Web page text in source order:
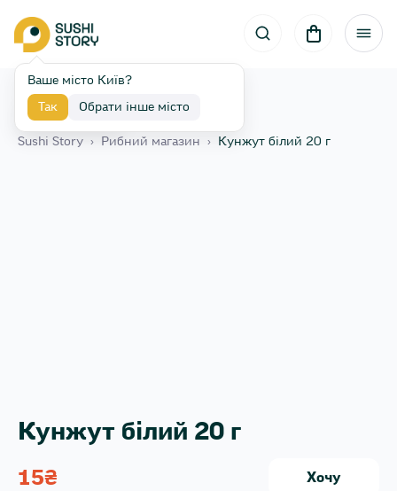
Ваше місто Київ?
Так Обрати інше місто
Назад
Sushi Story › Рибний магазин › Кунжут білий 20 г
Кунжут білий 20 г
15₴ Хочу